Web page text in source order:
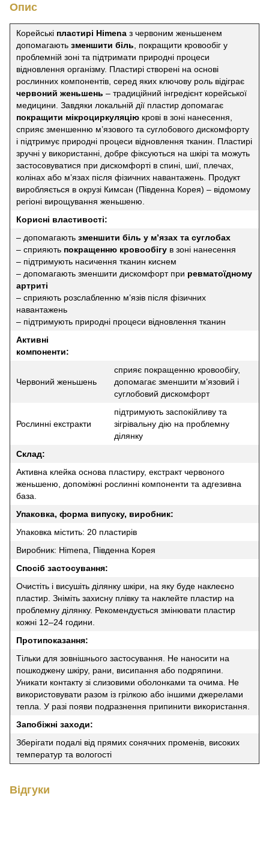
Опис
Корейські пластирі Himena з червоним женьшенем
допомагають зменшити біль , покращити кровообіг у
проблемній зоні та підтримати природні процеси
відновлення організму. Пластирі створені на основі
рослинних компонентів, серед яких ключову роль відіграє
червоний женьшень – традиційний інгредієнт корейської
медицини. Завдяки локальній дії пластир допомагає
покращити мікроциркуляцію крові в зоні нанесення,
сприяє зменшенню м’язового та суглобового дискомфорту
і підтримує природні процеси відновлення тканин. Пластирі
зручні у використанні, добре фіксуються на шкірі та можуть
застосовуватися при дискомфорті в спині, шиї, плечах,
колінах або м’язах після фізичних навантажень. Продукт
виробляється в окрузі Кимсан (Південна Корея) – відомому
регіоні вирощування женьшеню.
Корисні властивості:
– допомагають зменшити біль у м’язах та суглобах
– сприяють покращенню кровообігу в зоні нанесення
– підтримують насичення тканин киснем
– допомагають зменшити дискомфорт при ревматоїдному
артриті
– сприяють розслабленню м’язів після фізичних
навантажень
– підтримують природні процеси відновлення тканин
Активні
компоненти:
Червоний женьшень
сприяє покращенню кровообігу,
допомагає зменшити м’язовий і
суглобовий дискомфорт
Рослинні екстракти
підтримують заспокійливу та
зігрівальну дію на проблемну
ділянку
Склад:
Активна клейка основа пластиру, екстракт червоного
женьшеню, допоміжні рослинні компоненти та адгезивна
база.
Упаковка, форма випуску, виробник:
Упаковка містить: 20 пластирів
Виробник: Himena, Південна Корея
Спосіб застосування:
Очистіть і висушіть ділянку шкіри, на яку буде наклеєно
пластир. Зніміть захисну плівку та наклейте пластир на
проблемну ділянку. Рекомендується змінювати пластир
кожні 12–24 години.
Протипоказання:
Тільки для зовнішнього застосування. Не наносити на
пошкоджену шкіру, рани, висипання або подряпини.
Уникати контакту зі слизовими оболонками та очима. Не
використовувати разом із грілкою або іншими джерелами
тепла. У разі появи подразнення припинити використання.
Запобіжні заходи:
Зберігати подалі від прямих сонячних променів, високих
температур та вологості
Відгуки